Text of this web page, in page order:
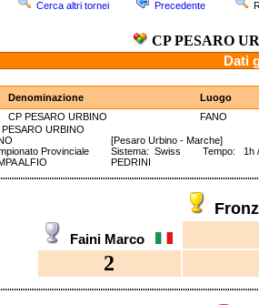
Cerca altri tornei Precedente
CP PESARO
Dati
Denominazione
Luogo
CP PESARO URBINO
FANO
PESARO URBINO
[Pesaro Urbino - Marche]
Provinciale Sistema: Swiss Tempo: 1h /
ALFIO PEDRINI
Faini Marco
2